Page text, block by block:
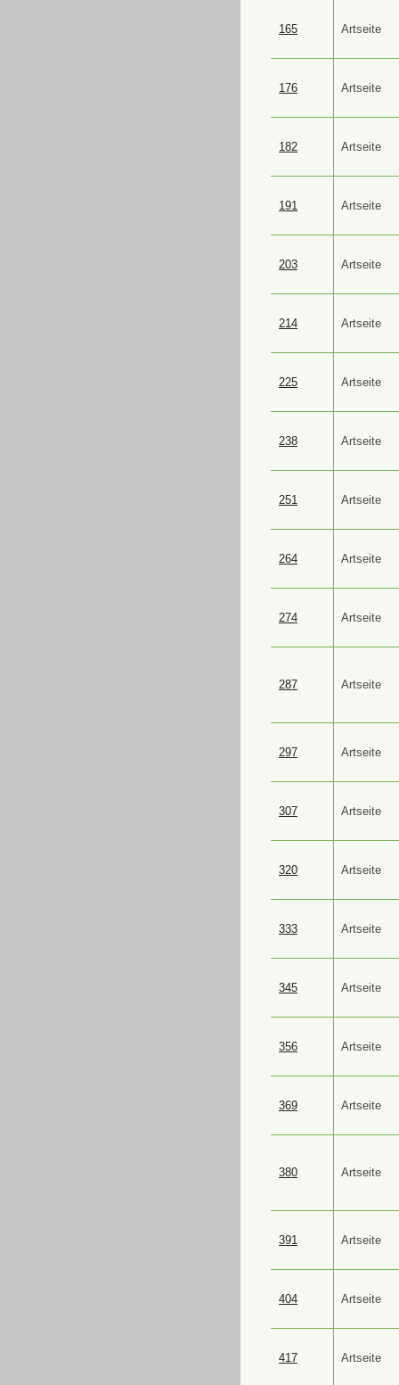
165 Artseite
176 Artseite
182 Artseite
191 Artseite
203 Artseite
214 Artseite
225 Artseite
238 Artseite
251 Artseite
264 Artseite
274 Artseite
287 Artseite
297 Artseite
307 Artseite
320 Artseite
333 Artseite
345 Artseite
356 Artseite
369 Artseite
380 Artseite
391 Artseite
404 Artseite
417 Artseite